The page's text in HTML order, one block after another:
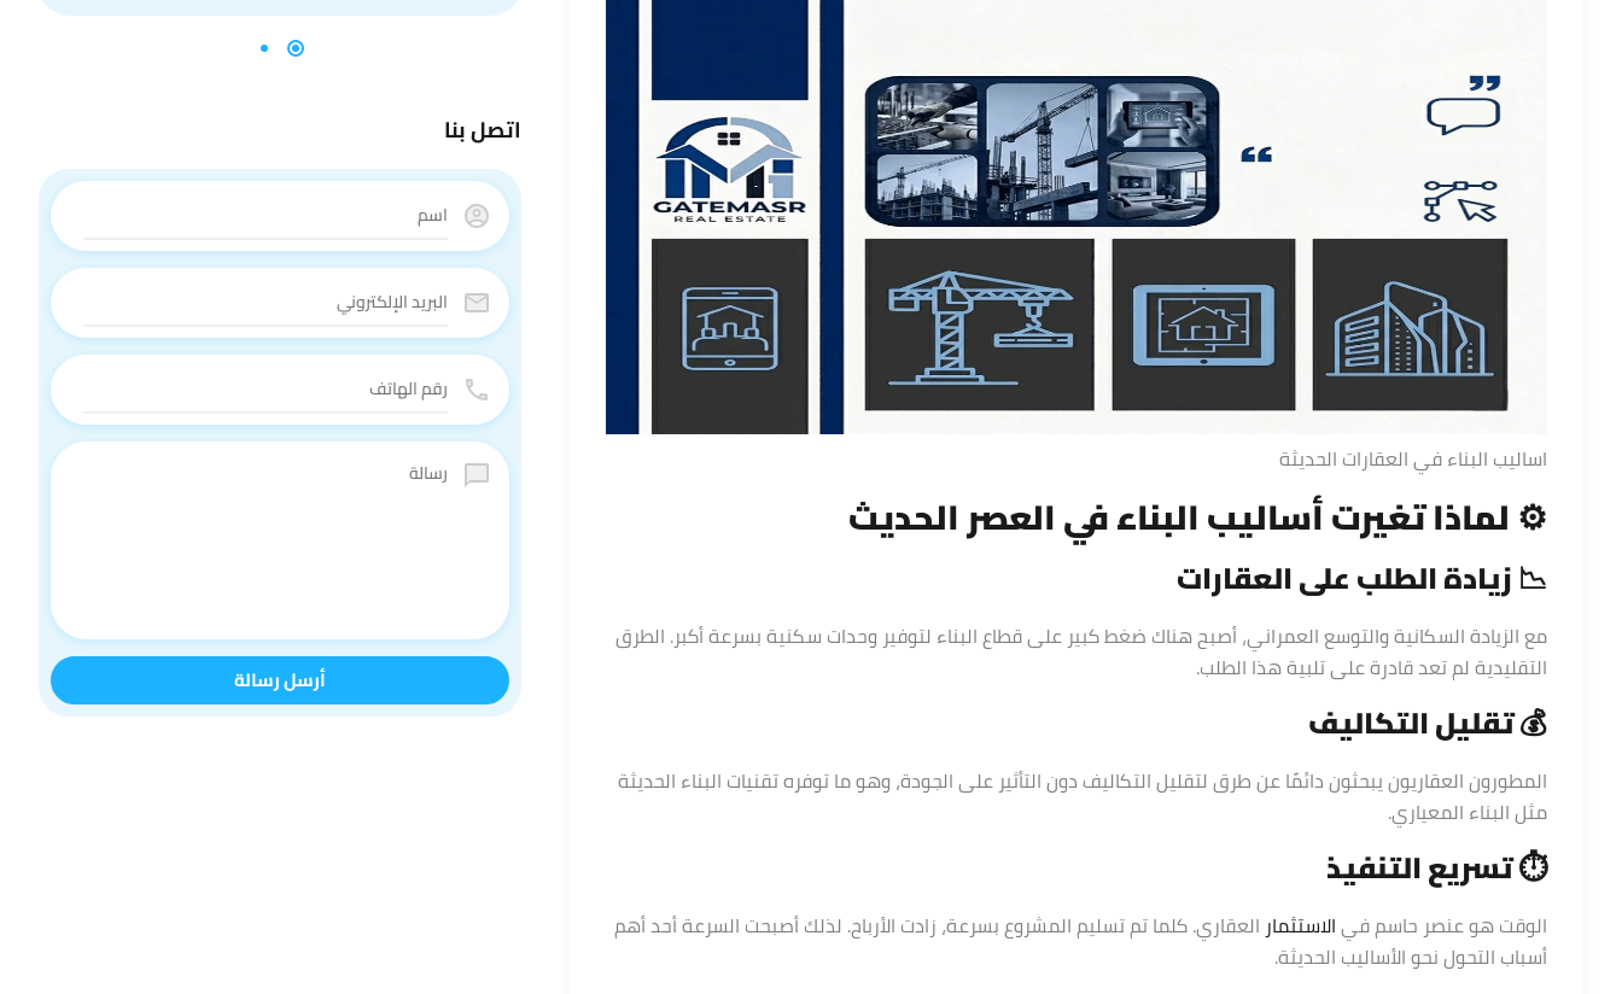
اساليب البناء في العقارات الحديثة
⚙️ لماذا تغيرت أساليب البناء في العصر الحديث
📉 زيادة الطلب على العقارات
مع الزيادة السكانية والتوسع العمراني، أصبح هناك ضغط كبير على قطاع البناء لتوفير وحدات سكنية بسرعة أكبر. الطرق
التقليدية لم تعد قادرة على تلبية هذا الطلب.
💰 تقليل التكاليف
المطورون العقاريون يبحثون دائمًا عن طرق لتقليل التكاليف دون التأثير على الجودة، وهو ما توفره تقنيات البناء الحديثة
مثل البناء المعياري.
⏱️ تسريع التنفيذ
الوقت هو عنصر حاسم فيالاستثمار العقاري. كلما تم تسليم المشروع بسرعة، زادت الأرباح. لذلك أصبحت السرعة أحد أهم
أسباب التحول نحو الأساليب الحديثة.
اتصل بنا